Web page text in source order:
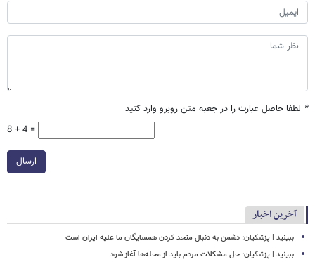
* لطفا حاصل عبارت را در جعبه متن روبرو وارد کنید
8 + 4 =
ارسال
آخرین اخبار
ببینید | پزشکیان: دشمن به دنبال متحد کردن همسایگان ما علیه ایران است
ببینید | پزشکیان: حل مشکلات مردم باید از محله‌ها آغاز شود